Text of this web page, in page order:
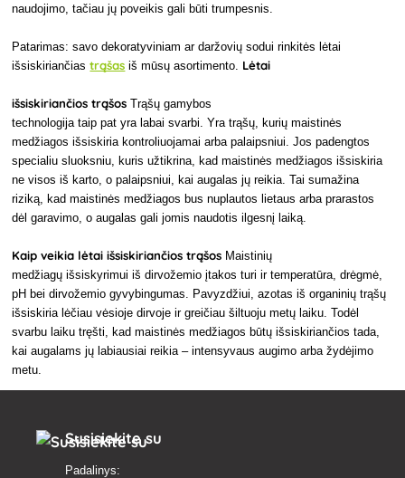
naudojimo, tačiau jų poveikis gali būti trumpesnis.
Patarimas: savo dekoratyviniam ar daržovių sodui rinkitės lėtai
išsiskiriančiastrąšas iš mūsų asortimento. Lėtai
išsiskiriančios trąšos Trąšų gamybos
technologija taip pat yra labai svarbi. Yra trąšų, kurių maistinės
medžiagos išsiskiria kontroliuojamai arba palaipsniui. Jos padengtos
specialiu sluoksniu, kuris užtikrina, kad maistinės medžiagos išsiskiria
ne visos iš karto, o palaipsniui, kai augalas jų reikia. Tai sumažina
riziką, kad maistinės medžiagos bus nuplautos lietaus arba prarastos
dėl garavimo, o augalas gali jomis naudotis ilgesnį laiką.
Kaip veikia lėtai išsiskiriančios trąšos Maistinių
medžiagų išsiskyrimui iš dirvožemio įtakos turi ir temperatūra, drėgmė,
pH bei dirvožemio gyvybingumas. Pavyzdžiui, azotas iš organinių trąšų
išsiskiria lėčiau vėsioje dirvoje ir greičiau šiltuoju metų laiku. Todėl
svarbu laiku tręšti, kad maistinės medžiagos būtų išsiskiriančios tada,
kai augalams jų labiausiai reikia – intensyvaus augimo arba žydėjimo
metu.
Susisiekite su
Padalinys: